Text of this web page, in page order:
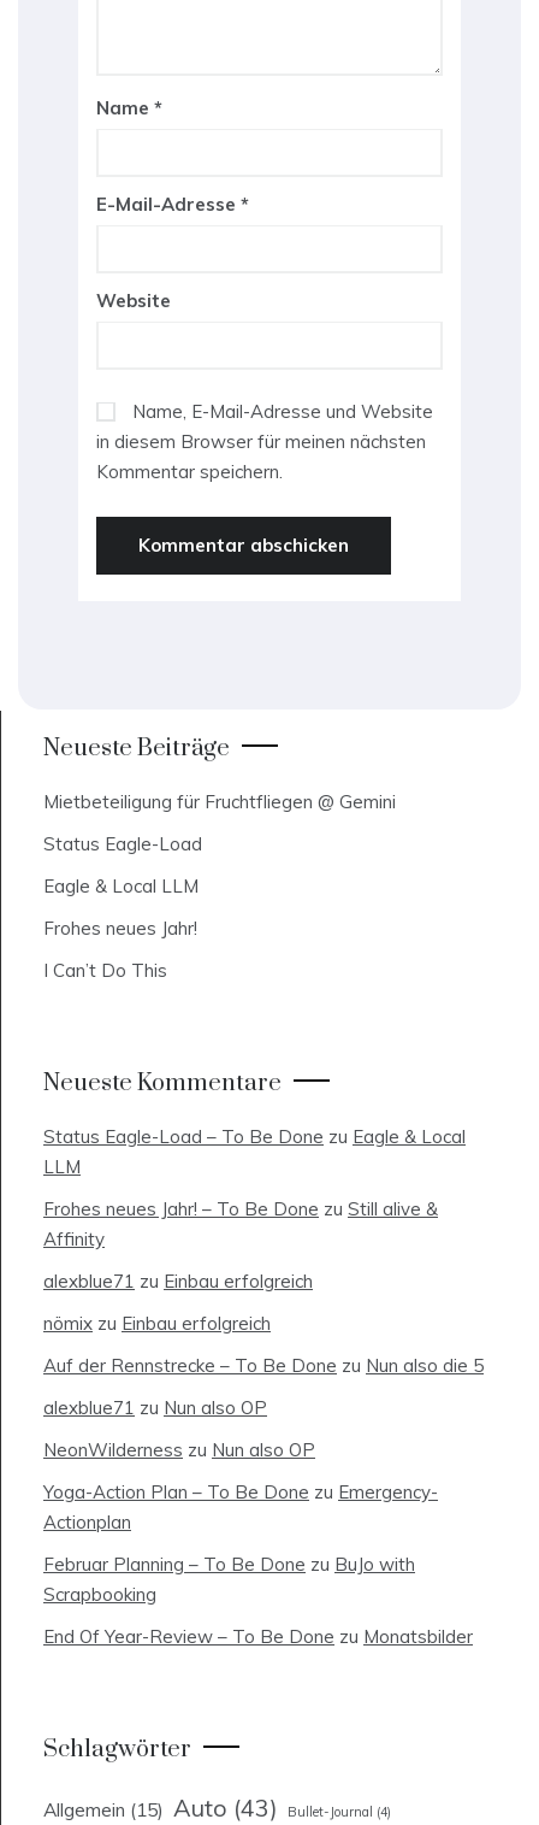
Name *
E-Mail-Adresse *
Website
Name, E-Mail-Adresse und Website
in diesem Browser für meinen nächsten
Kommentar speichern.
Neueste Beiträge
Mietbeteiligung für Fruchtfliegen @ Gemini
Status Eagle-Load
Eagle & Local LLM
Frohes neues Jahr!
I Can’t Do This
Neueste Kommentare
Status Eagle-Load – To Be Done zu Eagle & Local
LLM
Frohes neues Jahr! – To Be Done zu Still alive &
Affinity
alexblue71 zu Einbau erfolgreich
nömix zu Einbau erfolgreich
Auf der Rennstrecke – To Be Done zu Nun also die 5
alexblue71 zu Nun also OP
NeonWilderness zu Nun also OP
Yoga-Action Plan – To Be Done zu Emergency-
Actionplan
Februar Planning – To Be Done zu BuJo with
Scrapbooking
End Of Year-Review – To Be Done zu Monatsbilder
Schlagwörter
Allgemein (15) Auto (43) Bullet-Journal (4)